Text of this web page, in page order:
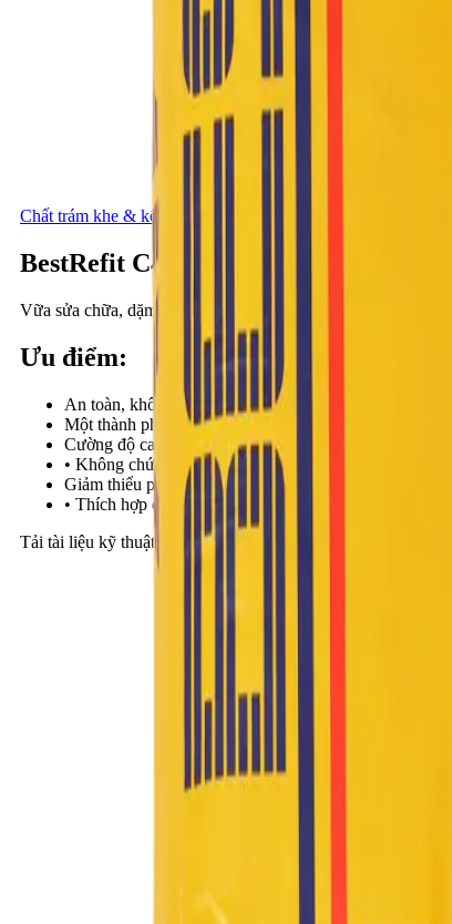
Chất trám khe & kết dính
BestRefit C40
Vữa sửa chữa, dặm vá mỏng bề mặt bê tông
Ưu điểm:
An toàn, không độc hại, không gây ô nhiễm môi trường.
Một thành phần (chỉ cần trộn với nước) nên dễ sử
Cường độ cao (cường độ nén và cường độ bám), bù
• Không chứa Cl-, không gây ăn mòn cốt thép.
Giảm thiểu phát sinh rong rêu, nấm mốc.
• Thích hợp điều kiện thời tiết nóng ẩm tại Việt Nam.
Tải tài liệu kỹ thuật